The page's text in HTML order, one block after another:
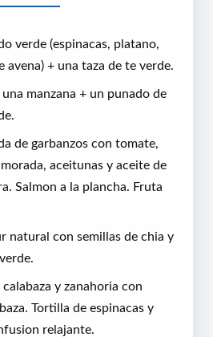
verde (espinacas, platano,
avena) + una taza de te verde.
una manzana + un punado de
de garbanzos con tomate,
aceitunas y aceite de
Salmon a la plancha. Fruta
natural con semillas de chia y
y zanahoria con
Tortilla de espinacas y
relajante.